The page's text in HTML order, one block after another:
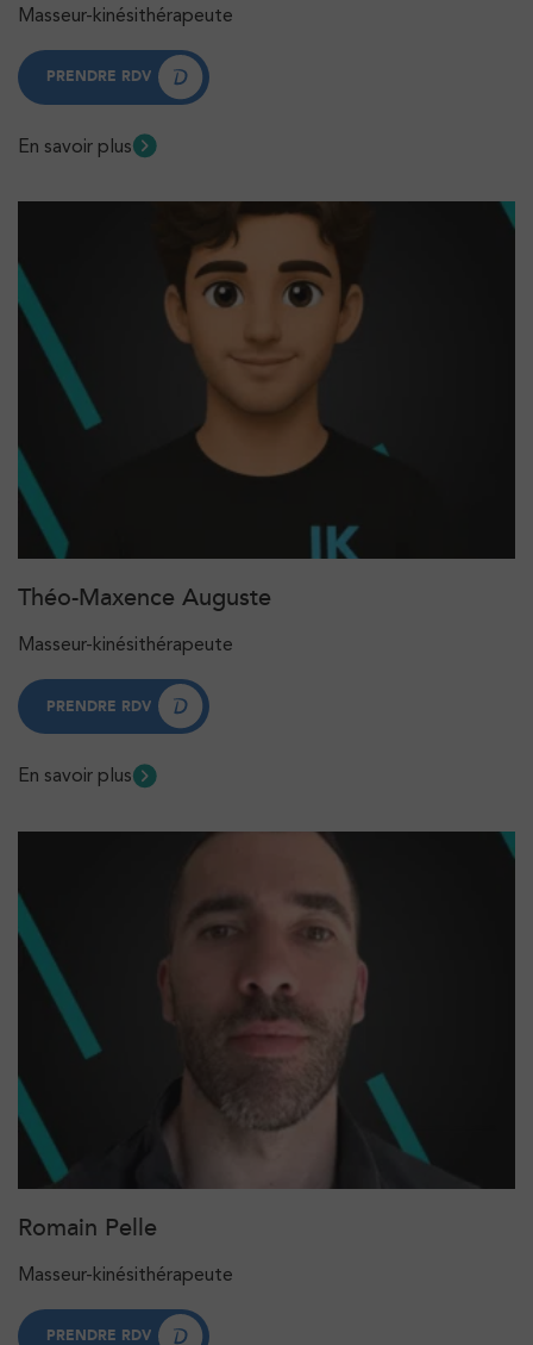
Masseur-kinésithérapeute
PRENDRE RDV
En savoir plus
Théo-Maxence Auguste
Masseur-kinésithérapeute
PRENDRE RDV
En savoir plus
Romain Pelle
Masseur-kinésithérapeute
PRENDRE RDV